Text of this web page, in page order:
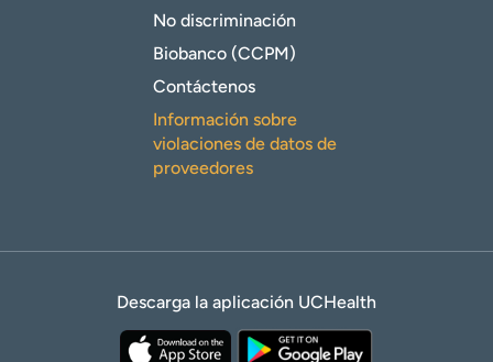
No discriminación
Biobanco (CCPM)
Contáctenos
Información sobre
violaciones de datos de
proveedores
Descarga la aplicación UCHealth